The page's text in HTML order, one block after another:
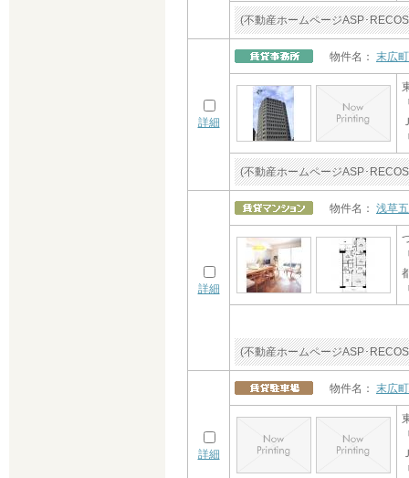
(不動産ホームページASP･
詳細
物件名： 末広
(不動産ホームページASP･
詳細
物件名： 浅草
(不動産ホームページASP･
詳細
物件名： 末広